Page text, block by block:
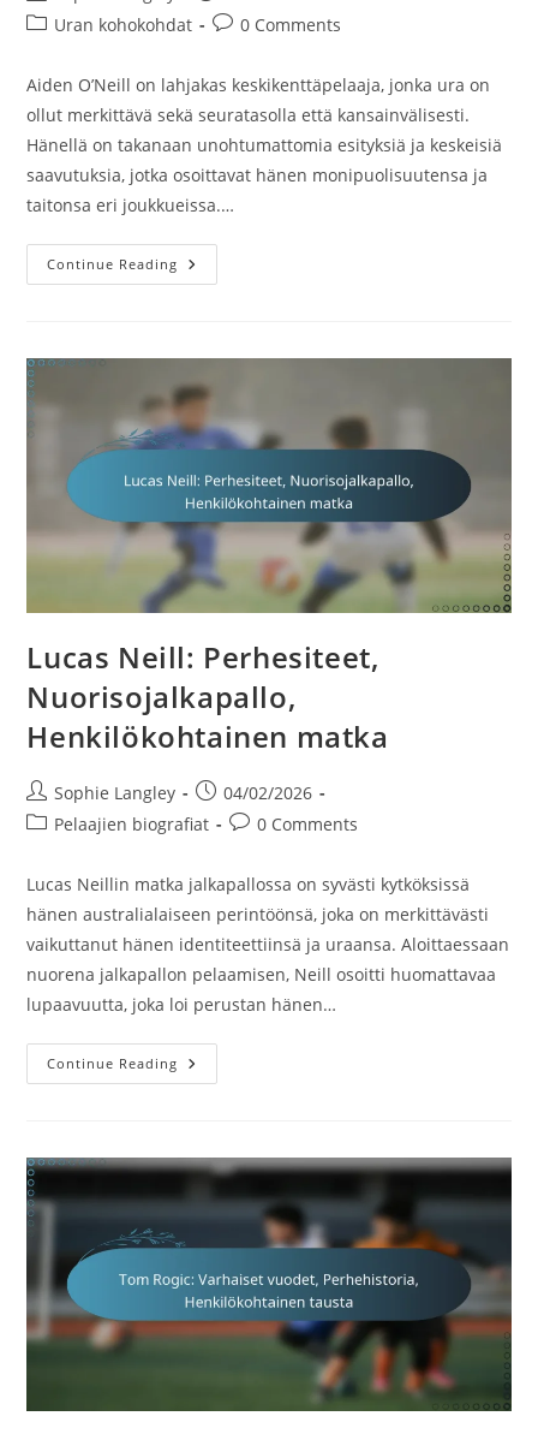
author:
published:
PostUran kohokohdat
Post0 Comments
Aiden O’Neill on lahjakas keskikenttäpelaaja, jonka ura on
ollut merkittävä sekä seuratasolla että kansainvälisesti.
Hänellä on takanaan unohtumattomia esityksiä ja keskeisiä
saavutuksia, jotka osoittavat hänen monipuolisuutensa ja
taitonsa eri joukkueissa.…
Continue Reading Aiden
O’Neill:
Urheilun
Kohokohdat
Lucas Neill: Perhesiteet,
Nuorisojalkapallo,
Henkilökohtainen matka
Post
author:
Sophie Langley
Post
published:
04/02/2026
PostPelaajien biografiat
Post0 Comments
Lucas Neillin matka jalkapallossa on syvästi kytköksissä
hänen australialaiseen perintöönsä, joka on merkittävästi
vaikuttanut hänen identiteettiinsä ja uraansa. Aloittaessaan
nuorena jalkapallon pelaamisen, Neill osoitti huomattavaa
lupaavuutta, joka loi perustan hänen…
Continue Reading Lucas
Neill: